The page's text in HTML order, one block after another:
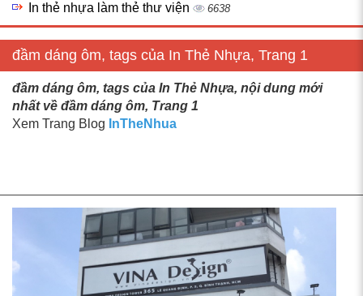
In thẻ nhựa làm thẻ thư viện 6638
đầm dáng ôm, tags của In Thẻ Nhựa, Trang 1
đầm dáng ôm, tags của In Thẻ Nhựa, nội dung mới
nhất về đầm dáng ôm, Trang 1
Xem Trang Blog InTheNhua